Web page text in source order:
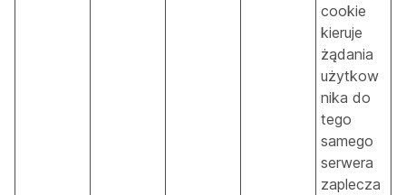
cookie
kieruje
żądania
użytkow
nika do
tego
samego
serwera
zaplecza